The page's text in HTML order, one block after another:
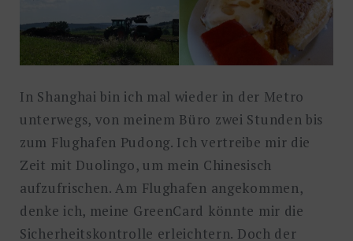
In Shanghai bin ich mal wieder in der Metro
unterwegs, von meinem Büro zwei Stunden bis
zum Flughafen Pudong. Ich vertreibe mir die
Zeit mit Duolingo, um mein Chinesisch
aufzufrischen. Am Flughafen angekommen,
denke ich, meine GreenCard könnte mir die
Sicherheitskontrolle erleichtern. Doch der